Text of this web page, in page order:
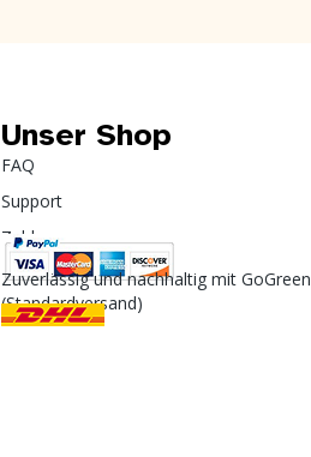
Unser Shop
FAQ
Support
Zahlung
Zuverlässig und nachhaltig mit GoGreen
(Standardversand)